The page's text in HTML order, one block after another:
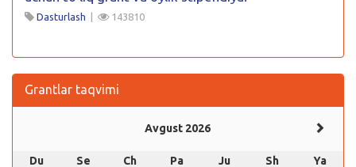
Dasturlash | 143810
Grantlar taqvimi
Avgust 2026
Du Se Ch Pa Ju Sh
Ya